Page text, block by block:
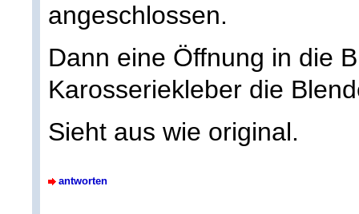
angeschlossen.
Dann eine Öffnung in die
Karosseriekleber die
Sieht aus wie original.
antworten